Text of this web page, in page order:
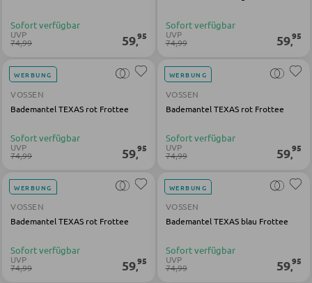
Sitzsäcke
SCHLAFEN
Nachttische
Doppelbetten
Polsterbetten
Komplette Schlafzimmer
MATRATZEN SHOP
Sofort verfügbar
UVP
74,99 59,95
Sofort verfügbar
UVP
74,99 59,95
WERBUNG
VOSSEN
Bademantel TEXAS rot Frottee
Sofort verfügbar
UVP
74,99 59,95
WERBUNG
VOSSEN
Bademantel TEXAS rot Frottee
Sofort verfügbar
UVP
74,99 59,95
WERBUNG
VOSSEN
Bademantel TEXAS rot Frottee
Sofort verfügbar
UVP
74,99 59,95
WERBUNG
VOSSEN
Bademantel TEXAS blau Frottee
Sofort verfügbar
UVP
74,99 59,95